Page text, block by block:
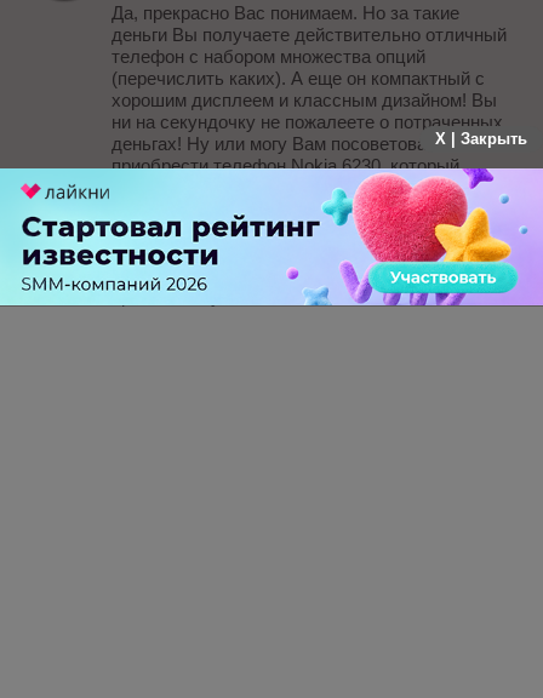
Да, прекрасно Вас понимаем. Но за такие
деньги Вы получаете действительно отличный
телефон с набором множества опций
(перечислить каких). А еще он компактный с
хорошим дисплеем и классным дизайном! Вы
ни на секундочку не пожалеете о потраченных
деньгах! Ну или могу Вам посоветовать
приобрести телефон Nokia 6230, который
уступает 6230i лишь по некоторым
количественным характеристикам. Он стоит
всего 7,5 рублей)
На Ваш вопрос стоит ответить как-то так,
прочитав эту статью
X | Закрыть